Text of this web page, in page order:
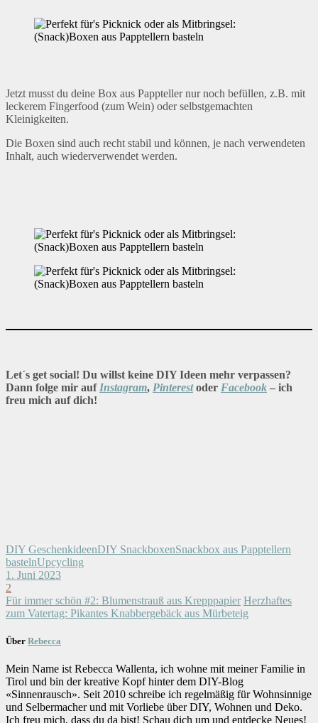
Jetzt musst du deine Box aus Pappteller nur noch befüllen, z.B. mit
leckerem Fingerfood (zum Wein) oder selbstgemachten
Kleinigkeiten.
Die Boxen sind auch recht stabil und können, je nach verwendeten
Inhalt, auch wiederverwendet werden.
Let´s get social! Du willst keine DIY Ideen mehr verpassen?
Dann folge mir auf Instagram, Pinterestoder Facebook – ich
freu mich auf dich!
DIY GeschenkideenDIY SnackboxenSnackbox aus Papptellern
bastelnUpcycling
1. Juni 2023
2
Für immer schön #2: Blumenstrauß aus Krepppapier Herzhaftes
zum Vatertag: Pikantes Knabbergebäck aus Mürbeteig
Über Rebecca
Mein Name ist Rebecca Wallenta, ich wohne mit meiner Familie in
Tirol und bin der kreative Kopf hinter dem DIY-Blog
«Sinnenrausch». Seit 2010 schreibe ich regelmäßig für Wohnsinnige
und Selbermacher und mit Vorliebe über DIY, Wohnen und Deko.
Ich freu mich, dass du da bist! Schau dich um und entdecke Neues!